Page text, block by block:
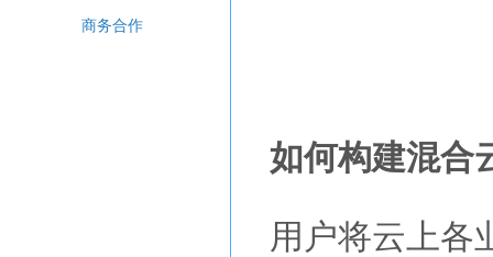
商务合作
如何构建混合
用户将云上各